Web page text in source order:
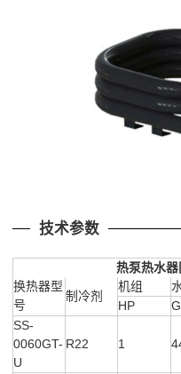
技术参数
热泵热水
换热器型
号
制冷剂
机组
HP
SS-
0060GT-
U
R22 1